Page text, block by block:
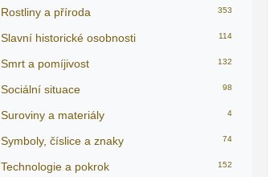
Rostliny a příroda 353
Slavní historické osobnosti 114
Smrt a pomíjivost 132
Sociální situace 98
Suroviny a materiály 4
Symboly, číslice a znaky 74
Technologie a pokrok 152